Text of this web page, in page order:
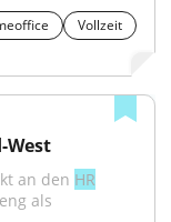
Vollzeit
West
an den HR
als